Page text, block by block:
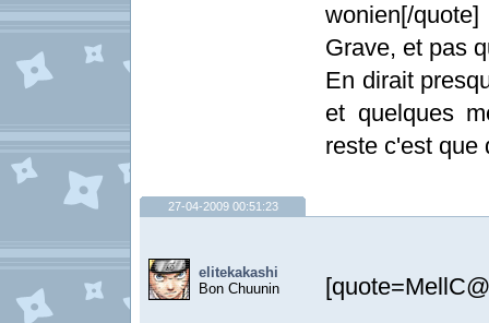
wonien[/quote]
Grave, et pas
En dirait
et quelques
reste c'est que
27-04-2009 00:51:23
elitekakashi
Bon Chuunin